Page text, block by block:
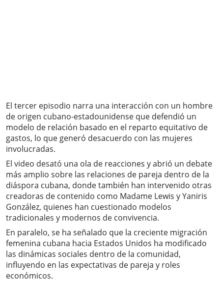
El tercer episodio narra una interacción con un hombre
de origen cubano-estadounidense que defendió un
modelo de relación basado en el reparto equitativo de
gastos, lo que generó desacuerdo con las mujeres
involucradas.
El video desató una ola de reacciones y abrió un debate
más amplio sobre las relaciones de pareja dentro de la
diáspora cubana, donde también han intervenido otras
creadoras de contenido como Madame Lewis y Yaniris
González, quienes han cuestionado modelos
tradicionales y modernos de convivencia.
En paralelo, se ha señalado que la creciente migración
femenina cubana hacia Estados Unidos ha modificado
las dinámicas sociales dentro de la comunidad,
influyendo en las expectativas de pareja y roles
económicos.